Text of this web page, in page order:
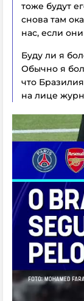
тоже будут
снова там
нас, если
Буду ли я
Обычно я
что
на лице